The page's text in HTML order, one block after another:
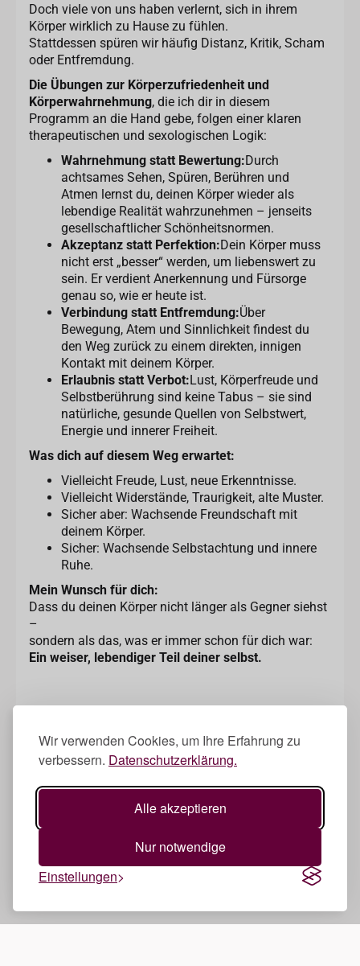
Wir verwenden Cookies, um Ihre Erfahrung zu
verbessern. Datenschutzerklärung.
Alle akzeptieren
Nur notwendige
Einstellungen
Doch viele von uns haben verlernt, sich in ihrem
Körper wirklich zu Hause zu fühlen.
Stattdessen spüren wir häufig Distanz, Kritik, Scham
oder Entfremdung.
Die Übungen zur Körperzufriedenheit und
Körperwahrnehmung, die ich dir in diesem
Programm an die Hand gebe, folgen einer klaren
therapeutischen und sexologischen Logik:
Wahrnehmung statt Bewertung:Durch
achtsames Sehen, Spüren, Berühren und
Atmen lernst du, deinen Körper wieder als
lebendige Realität wahrzunehmen – jenseits
gesellschaftlicher Schönheitsnormen.
Akzeptanz statt Perfektion:Dein Körper muss
nicht erst „besser“ werden, um liebenswert zu
sein. Er verdient Anerkennung und Fürsorge
genau so, wie er heute ist.
Verbindung statt Entfremdung:Über
Bewegung, Atem und Sinnlichkeit findest du
den Weg zurück zu einem direkten, innigen
Kontakt mit deinem Körper.
Erlaubnis statt Verbot:Lust, Körperfreude und
Selbstberührung sind keine Tabus – sie sind
natürliche, gesunde Quellen von Selbstwert,
Energie und innerer Freiheit.
Was dich auf diesem Weg erwartet:
Vielleicht Freude, Lust, neue Erkenntnisse.
Vielleicht Widerstände, Traurigkeit, alte Muster.
Sicher aber: Wachsende Freundschaft mit
deinem Körper.
Sicher: Wachsende Selbstachtung und innere
Ruhe.
Mein Wunsch für dich:
Dass du deinen Körper nicht länger als Gegner siehst
–
sondern als das, was er immer schon für dich war:
Ein weiser, lebendiger Teil deiner selbst.